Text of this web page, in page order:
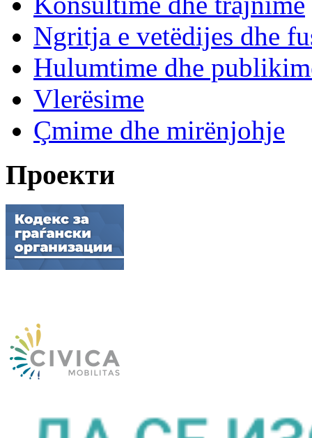
Ngritja e vetëdijes dhe
Hulumtime dhe
Vlerësime
Çmime dhe mirënjohje
Проекти